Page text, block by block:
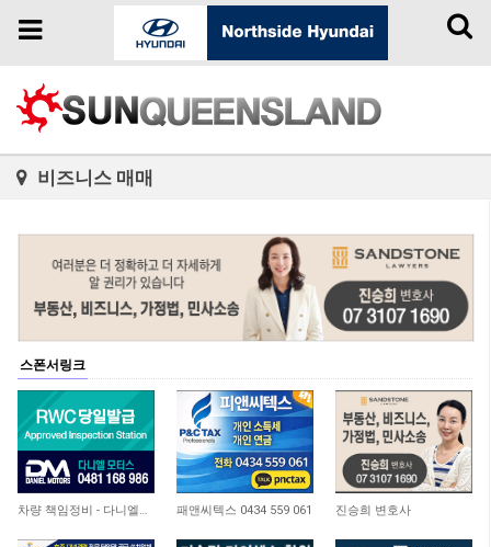
Toggle
Toggle
비즈니스 매매
스폰서링크
4,878 1,520
패앤씨텍스 0434 559 061 8,258
진승희 변호사